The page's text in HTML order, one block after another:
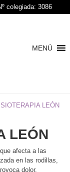
colegiada: 3086
MENÚ
LEÓN
LEÓN
afecta a las
en las rodillas,
dolor,